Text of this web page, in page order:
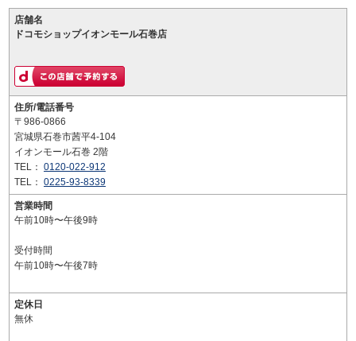
店舗名
ドコモショップイオンモール石巻店
住所/電話番号
〒986-0866
宮城県石巻市茜平4-104
イオンモール石巻 2階
TEL： 0120-022-912
TEL： 0225-93-8339
営業時間
午前10時〜午後9時
受付時間
午前10時〜午後7時
定休日
無休